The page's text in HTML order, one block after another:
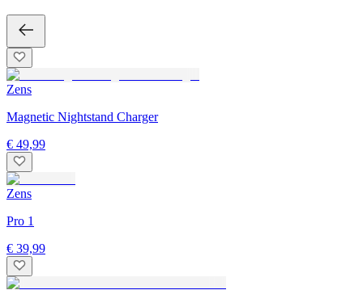
Zens
Magnetic Nightstand Charger
€ 49,99
Zens
Pro 1
€ 39,99